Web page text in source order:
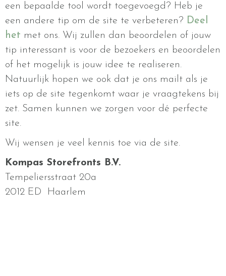
een bepaalde tool wordt toegevoegd? Heb je
een andere tip om de site te verbeteren? Deel
het met ons. Wij zullen dan beoordelen of jouw
tip interessant is voor de bezoekers en beoordelen
of het mogelijk is jouw idee te realiseren.
Natuurlijk hopen we ook dat je ons mailt als je
iets op de site tegenkomt waar je vraagtekens bij
zet. Samen kunnen we zorgen voor dé perfecte
site.
Wij wensen je veel kennis toe via de site.
Kompas Storefronts B.V.
Tempeliersstraat 20a
2012 ED Haarlem